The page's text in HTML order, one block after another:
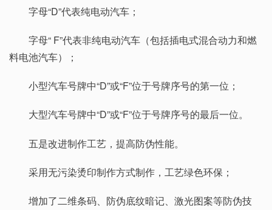
字母“D”代表纯电动汽车；
字母“ F”代表非纯电动汽车（包括插电式混合动力和燃
料电池汽车）；
小型汽车号牌中“D”或“F”位于号牌序号的第一位；
大型汽车号牌中“D”或“F”位于号牌序号的最后一位。
五是改进制作工艺，提高防伪性能。
采用无污染烫印制作方式制作，工艺绿色环保；
增加了二维条码、防伪底纹暗记、激光图案等防伪技